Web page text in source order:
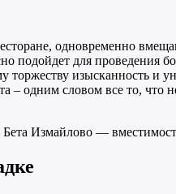
одновременно
подойдет для проведения
торжеству изысканность и
– одним словом все то,
Измайлово —